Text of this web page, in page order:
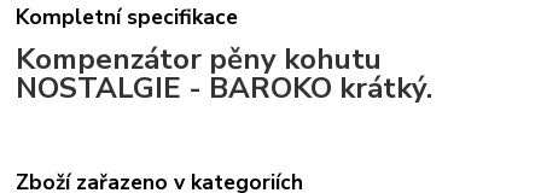
Kompletní specifikace
Kompenzátor pěny kohutu
NOSTALGIE - BAROKO krátký.
Zboží zařazeno v kategoriích